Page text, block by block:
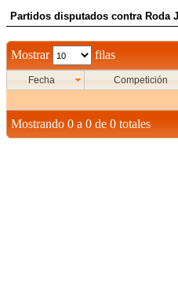
Partidos disputados contra Roda
Mostrar filas
Fecha Competición
Mostrando 0 a 0 de 0 totales